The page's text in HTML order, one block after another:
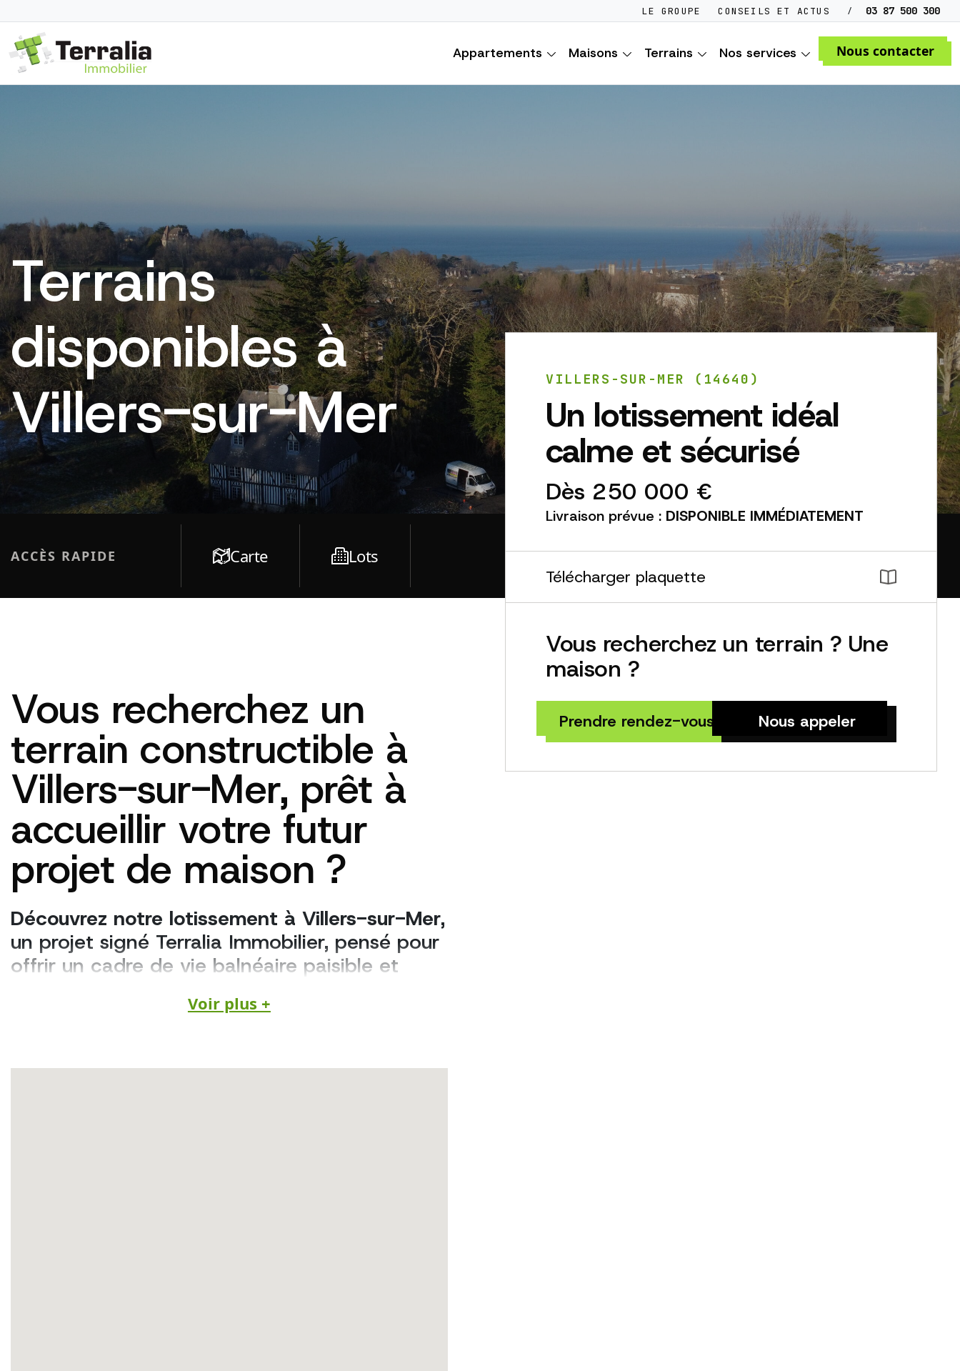
LE GROUPE CONSEILS ET ACTUS / 03 87 500 300
Appartements Maisons Terrains Nos services Nous contacter
Terrains
disponibles à
Villers-sur-Mer
ACCÈS RAPIDE Carte Lots
Vous recherchez un
terrain constructible à
Villers-sur-Mer, prêt à
accueillir votre futur
projet de maison ?
Découvrez notre lotissement à Villers-sur-Mer,
un projet signé Terralia Immobilier, pensé pour
offrir un cadre de vie balnéaire paisible et
Situé sur les hauteurs de Villers-sur-Mer, ce nouveau
constructeur, parfaits pour concevoir la maison de vos
Voir plus +
VILLERS-SUR-MER (14640)
Un lotissement idéal
calme et sécurisé
Dès 250 000 €
Livraison prévue : DISPONIBLE IMMÉDIATEMENT
Télécharger plaquette
Vous recherchez un terrain ? Une
maison ?
Prendre rendez-vous Nous appeler